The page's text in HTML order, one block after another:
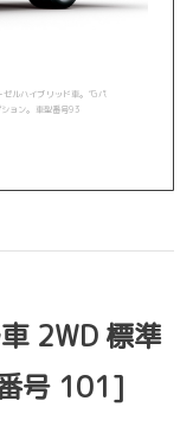
ルハイブリッド車。“Gパ
ョン。車型番号93
2WD 標準
号 101]